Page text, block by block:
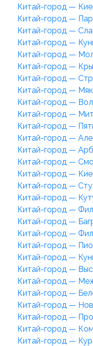
Китай-город —
Китай-город —
Китай-город —
Китай-город —
Китай-город —
Китай-город —
Китай-город —
Китай-город —
Китай-город —
Китай-город —
Китай-город —
Китай-город —
Китай-город —
Китай-город —
Китай-город —
Китай-город —
Китай-город —
Китай-город —
Китай-город —
Китай-город —
Китай-город —
Китай-город —
Китай-город —
Китай-город —
Китай-город —
Китай-город —
Китай-город —
Китай-город —
Китай-город —